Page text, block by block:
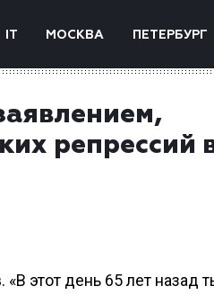
IT МОСКВА ПЕТЕРБУРГ
репрессий
этот день 65 лет назад